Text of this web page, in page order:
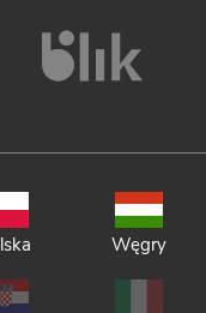
Węgry